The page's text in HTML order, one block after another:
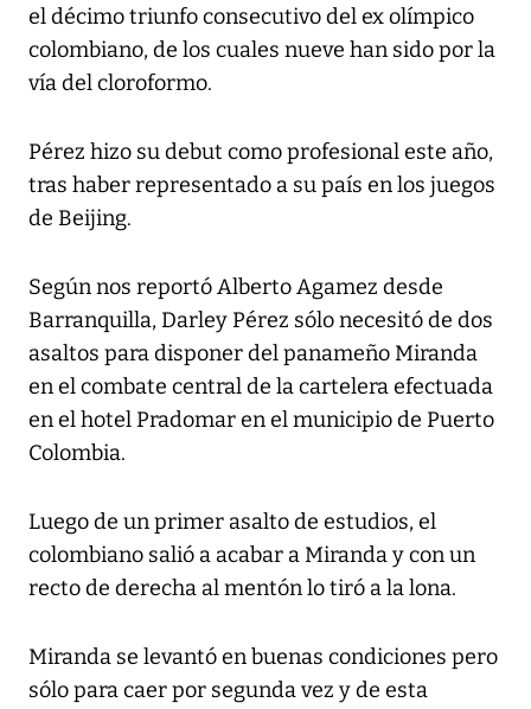
el décimo triunfo consecutivo del ex olímpico
colombiano, de los cuales nueve han sido por la
vía del cloroformo.
Pérez hizo su debut como profesional este año,
tras haber representado a su país en los juegos
de Beijing.
Según nos reportó Alberto Agamez desde
Barranquilla, Darley Pérez sólo necesitó de dos
asaltos para disponer del panameño Miranda
en el combate central de la cartelera efectuada
en el hotel Pradomar en el municipio de Puerto
Colombia.
Luego de un primer asalto de estudios, el
colombiano salió a acabar a Miranda y con un
recto de derecha al mentón lo tiró a la lona.
Miranda se levantó en buenas condiciones pero
sólo para caer por segunda vez y de esta